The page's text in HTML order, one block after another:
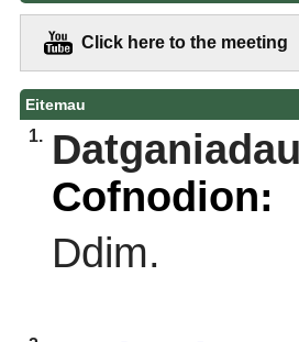
Click here to the meeting
Eitemau
1.
Cofnodion:
Ddim.